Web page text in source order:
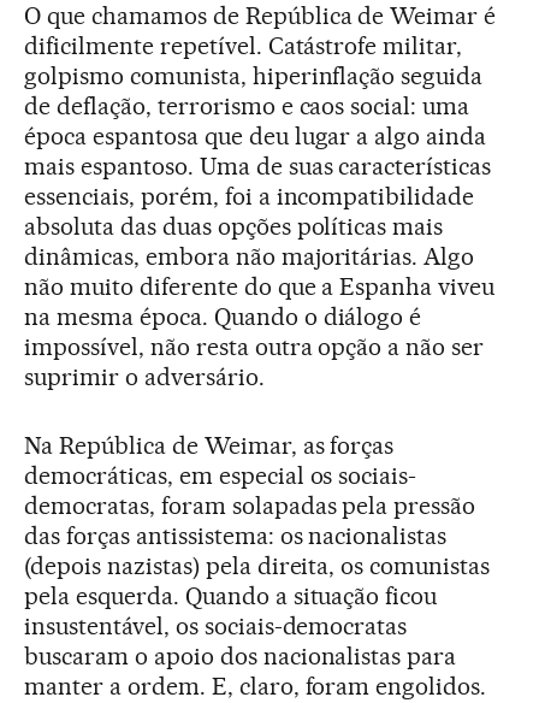
O que chamamos de República de Weimar é
dificilmente repetível. Catástrofe militar,
golpismo comunista, hiperinflação seguida
de deflação, terrorismo e caos social: uma
época espantosa que deu lugar a algo ainda
mais espantoso. Uma de suas características
essenciais, porém, foi a incompatibilidade
absoluta das duas opções políticas mais
dinâmicas, embora não majoritárias. Algo
não muito diferente do que a Espanha viveu
na mesma época. Quando o diálogo é
impossível, não resta outra opção a não ser
suprimir o adversário.
Na República de Weimar, as forças
democráticas, em especial os sociais-
democratas, foram solapadas pela pressão
das forças antissistema: os nacionalistas
(depois nazistas) pela direita, os comunistas
pela esquerda. Quando a situação ficou
insustentável, os sociais-democratas
buscaram o apoio dos nacionalistas para
manter a ordem. E, claro, foram engolidos.